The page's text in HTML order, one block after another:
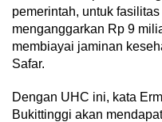
pemerintah, untuk
menganggarkan Rp 9
membiayai jaminan
Safar.
Dengan UHC ini, kata
Bukittinggi akan